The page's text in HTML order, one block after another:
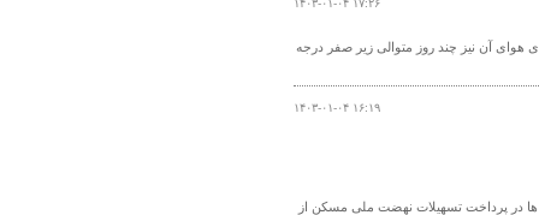
۱۴۰۳-۰۱-۰۴ ۱۷:۲۶
کوهرنگ باریده و دمای هوای آن نیز چند روز متوالی زیر صفر درجه
۱۴۰۳-۰۱-۰۴ ۱۶:۱۹
در پرداخت تسهیلات نهضت ملی مسکن از